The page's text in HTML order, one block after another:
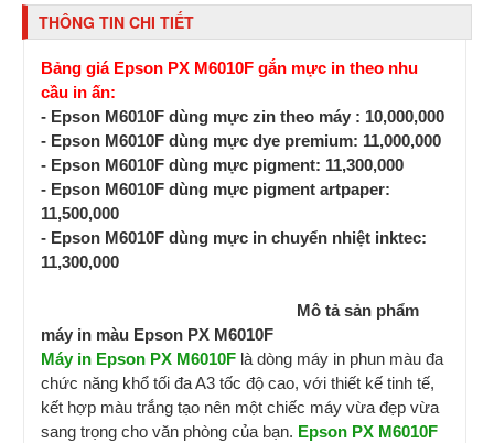
THÔNG TIN CHI TIẾT
Bảng giá Epson PX M6010F gắn mực in theo nhu
cầu in ấn:
- Epson M6010F dùng mực zin theo máy : 10,000,000
- Epson M6010F dùng mực dye premium: 11,000,000
- Epson M6010F dùng mực pigment: 11,300,000
- Epson M6010F dùng mực pigment artpaper:
11,500,000
- Epson M6010F dùng mực in chuyển nhiệt inktec:
11,300,000
Mô tả sản phẩm
máy in màu Epson PX M6010F
Máy in Epson PX M6010F là dòng máy in phun màu đa
chức năng khổ tối đa A3 tốc độ cao, với thiết kế tinh tế,
kết hợp màu trắng tạo nên một chiếc máy vừa đẹp vừa
sang trọng cho văn phòng của bạn. Epson PX M6010F